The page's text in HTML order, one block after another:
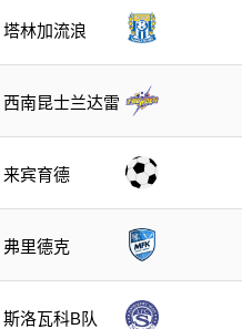
塔林加流浪
西南昆士兰达雷
来宾育德
弗里德克
斯洛瓦科B队